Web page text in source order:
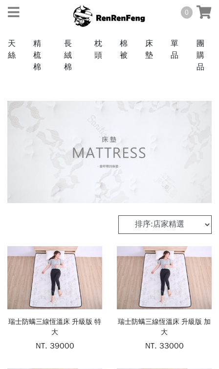
0
天
絲
精
梳
棉
長
絨
棉
枕
頭
棉
被
床
墊
單
品
團
購
品
TENCEL
棉
POLYESTER
枕
PILLOW
瑞士防螨三線恆溫床 升級版 特
大
NT. 39000
瑞士防螨三線恆溫床 升級版 加
大
NT. 33000